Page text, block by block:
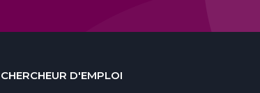
CHERCHEUR D'EMPLOI